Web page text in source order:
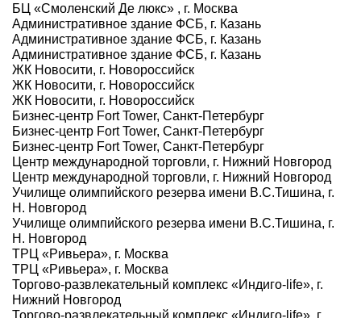
БЦ «Смоленский Де люкс» , г. Москва
Административное здание ФСБ, г. Казань
Административное здание ФСБ, г. Казань
Административное здание ФСБ, г. Казань
ЖК Новосити, г. Новороссийск
ЖК Новосити, г. Новороссийск
ЖК Новосити, г. Новороссийск
Бизнес-центр Fort Tower, Санкт-Петербург
Бизнес-центр Fort Tower, Санкт-Петербург
Бизнес-центр Fort Tower, Санкт-Петербург
Центр международной торговли, г. Нижний Новгород
Центр международной торговли, г. Нижний Новгород
Училище олимпийского резерва имени В.С.Тишина, г.
Н. Новгород
Училище олимпийского резерва имени В.С.Тишина, г.
Н. Новгород
ТРЦ «Ривьера», г. Москва
ТРЦ «Ривьера», г. Москва
Торгово-развлекательный комплекс «Индиго-life», г.
Нижний Новгород